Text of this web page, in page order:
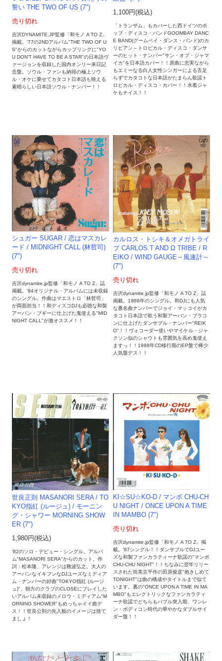
誓い THE TWO OF US (7")
売り切れ
吉沢DYNAMITE.JP監修「和モノ A TO Z」
掲載。'77の2NDアルバム"THE TWO OF U
S"からのカットながらカップリングに"YO
U DON'T HAVE TO BE A STAR"の日本語ヴ
ァージョンを収録した国内オンリー来日記
念盤。ソウル・ファンも納得の極上ソウ
ル・オケに乗せてカタコト日本語も映える
素晴らしい日本語ソウル・ナンバー！！
1,100円(税込)
「トランザム」もカバーした西ドイツのポ
ップ・ディスコ・バンドGOOMBAY DANC
E BAND(グームベイ・ダンス・バンド)のカ
リビアン～トロピカル・ディスコ・ダンサ
ーのヒット・ナンバー"サン・オブ・ジャマ
イカ"を日本語カバー！！原曲に忠実ながら
もエミーなる白人女性シンガーによる舌足
らずでカタコトな日本語がたまらん歌謡ト
ロピカル・ディスコ・カバー！！水着ジャ
ケもナイス！！
シュガー SUGAR / 恋はマスカレ
ード / MIDNIGHT CALL (林哲司)
(7")
売り切れ
吉沢dynamite.jp監修「和モノ A TO Z」誌
掲載。'84オリジナル・アルバムには未収録
のシングル。作曲はマエストロ「林哲司」
が両面担当！！和ディスコDJも必聴な和製
アーバン・ブギーに仕上げた鬼使える"MID
NIGHT CALL"が激オススメ！！
カルロス・トシキ＆オメガトライ
ブ CARLOS.T AND Ω TRIBE / R
EIKO / WIND GAUGE～風速計～
(7")
売り切れ
吉沢dynamite.jp監修「和モノ A TO Z」誌
掲載。1988年のシングル。和DJにも人気
な裏名曲ナンバーでジョイ・マッコイがカ
タコト日本語で歌う和製アーバン・ブラコ
ンに仕上げたダンサブル・ナンバー"REIK
O"！！ヴォコーダー使いやマイケル・ジャ
クソン似のシャウトも雰囲気を高め鬼使え
ますっ！！1988年CD移行期のEP盤で稀少
人気盤デス！！
世良正則 MASANORI SERA / TO
KYO指紅 (ルージュ) / モーニン
グ・シャワー MORNING SHOW
ER (7")
1,980円(税込)
'82のソロ・デビュー・シングル。アルバ
ム"MASANORI SERA"からのカット。作
詞：松本隆、アレンジは難波弘之。大人の
アーバンなイキフンなDJユーズなミディア
ム・ナンバーの好曲"TOKYO指紅 (ルージ
ュ)"、朝方のクラブのCLOSEにプレイした
いアルバム未収録のメロウ・ミディアム"M
ORNING SHOWER"もめっちゃイイ曲デ
ス！！世良公則の先入観のイメージは捨て
ましょ！
KI☆SU☆KO-D / マンボ CHU-CH
U NIGHT / ONCE UPON A TIME
IN MAMBO (7")
売り切れ
吉沢dynamite.jp監修「和モノ A TO Z」掲
載。'87シングル！！ダンサブルでDJユー
ズな和製ファンカラティーナ歌謡の"マンボ
CHU-CHU NIGHT"！！ちなみに翌年リリー
スされた筒美京平作の田原俊彦"抱きしめて
TONIGHT"は曲の構成やタイトルまで似て
います。裏の"ONCE UPON A TIME IN MA
MBO"もエレクトリックなファンカラティ
ーナ歌謡でどちらもバブル突入期、ワンレ
ン・ボディコン時代の華やかなダブルサイ
ダー盤！！